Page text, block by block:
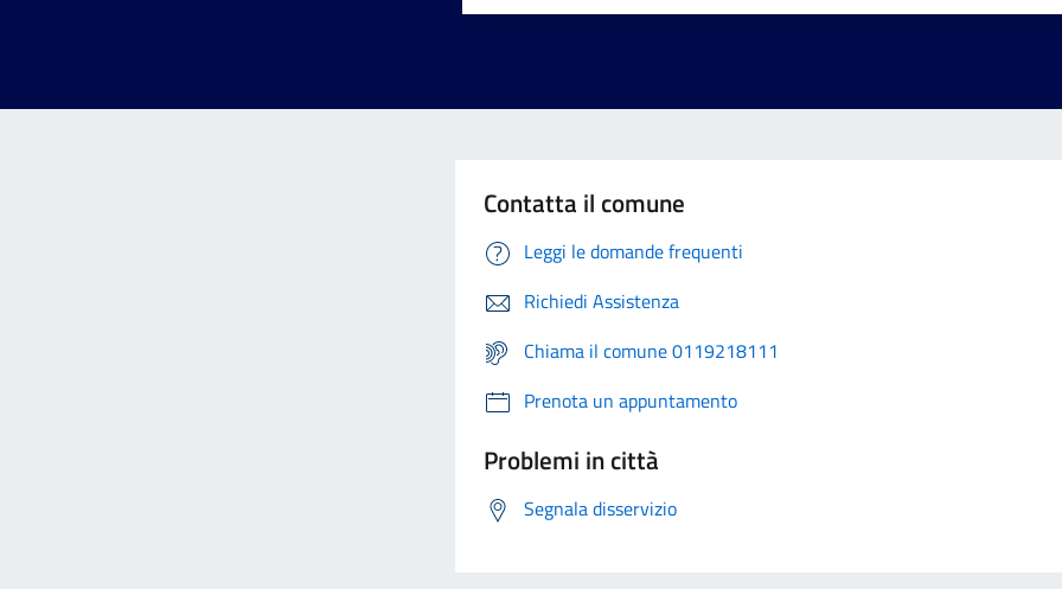
Contatta il comune
Leggi le domande frequenti
Richiedi Assistenza
Chiama il comune 0119218111
Prenota un appuntamento
Problemi in città
Segnala disservizio